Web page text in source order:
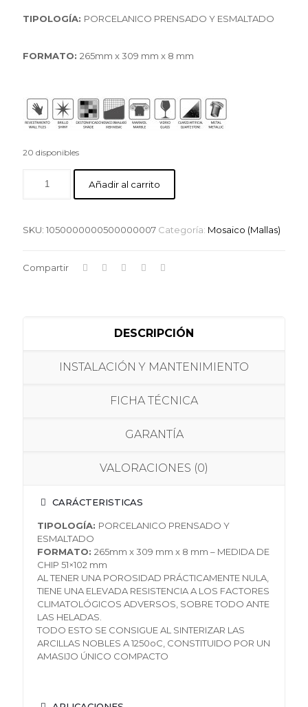
TIPOLOGÍA: PORCELANICO PRENSADO Y ESMALTADO
FORMATO: 265mm x 309 mm x 8 mm
20 disponibles
Añadir al carrito
SKU: 1050000000500000007 Categoría: Mosaico (Mallas)
Compartir
DESCRIPCIÓN
INSTALACIÓN Y MANTENIMIENTO
FICHA TÉCNICA
GARANTÍA
VALORACIONES (0)
CARÁCTERISTICAS
TIPOLOGÍA: PORCELANICO PRENSADO Y
ESMALTADO
FORMATO: 265mm x 309 mm x 8 mm – MEDIDA DE
CHIP 51×102 mm
AL TENER UNA POROSIDAD PRÁCTICAMENTE NULA,
TIENE UNA ELEVADA RESISTENCIA A LOS FACTORES
CLIMATOLÓGICOS ADVERSOS, SOBRE TODO ANTE
LAS HELADAS.
TODO ESTO SE CONSIGUE AL SINTERIZAR LAS
ARCILLAS NOBLES A 1250oC, CONSTITUIDO POR UN
AMASIJO ÚNICO COMPACTO